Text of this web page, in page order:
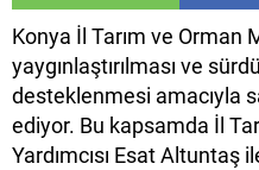
Konya İl Tarım ve Orman
yaygınlaştırılması ve
desteklenmesi amacıyla
ediyor. Bu kapsamda İl
Yardımcısı Esat